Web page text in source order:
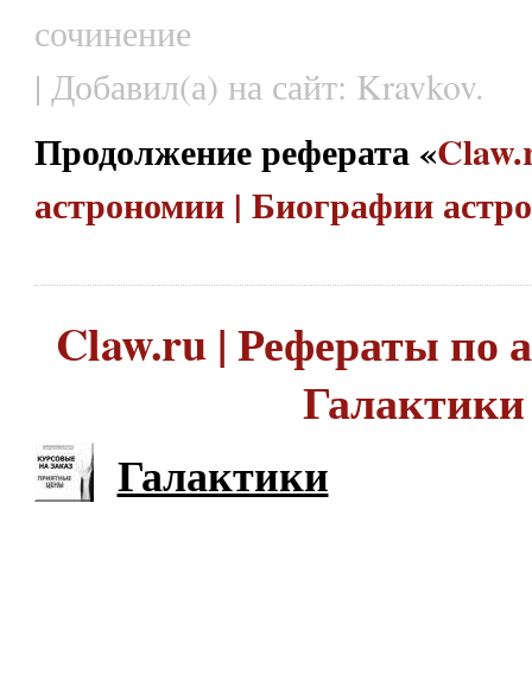
сочинение
| Добавил(а) на сайт: Kravkov.
Продолжение реферата «
астрономии | Биографии
Claw.ru | Рефераты по
Галактики
Галактики